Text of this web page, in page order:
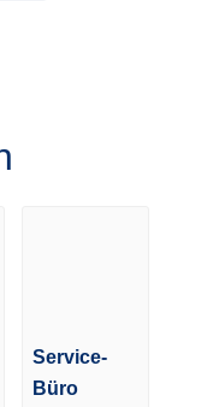
Service-
Büro